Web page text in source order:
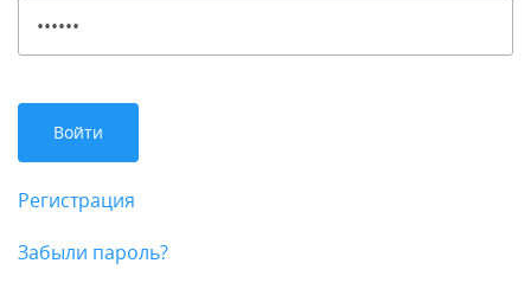
Регистрация
Забыли пароль?